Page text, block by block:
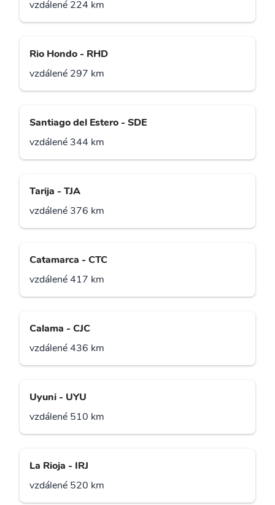
vzdálené 224 km
Rio Hondo - RHD
vzdálené 297 km
Santiago del Estero - SDE
vzdálené 344 km
Tarija - TJA
vzdálené 376 km
Catamarca - CTC
vzdálené 417 km
Calama - CJC
vzdálené 436 km
Uyuni - UYU
vzdálené 510 km
La Rioja - IRJ
vzdálené 520 km